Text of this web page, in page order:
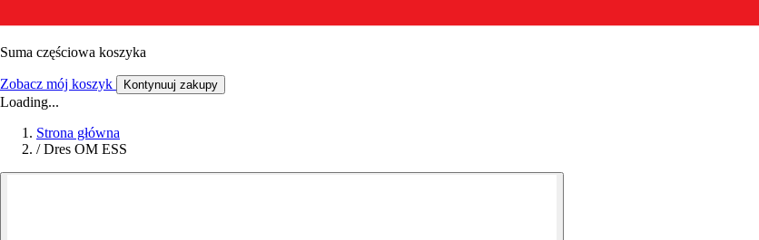
Suma częściowa koszyka
Zobacz mój koszyk Kontynuuj zakupy
Loading...
Strona główna
/ Dres OM ESS